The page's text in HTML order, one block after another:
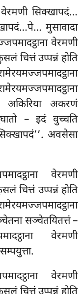
वेरमणी सिक्खापदं…
मुसावादा
वेरमणी
चित्तं उप्पन्नं होति
अकिरिया अकरणं
– इदं वुच्चति
अवसेसा
वेरमणी
चित्तं उप्पन्नं होति
सञ्चेतयितत्तं –
वेरमणी
वेरमणी